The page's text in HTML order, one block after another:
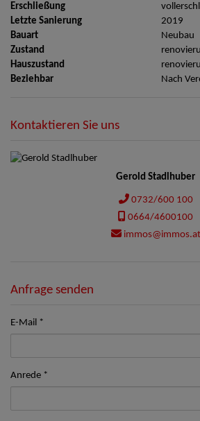
Erschließung
Letzte Sanierung
2019
Bauart
Neubau
Zustand
Hauszustand
Beziehbar
Nach
Kontaktieren Sie uns
Gerold Stadlhuber
0732/600 100
0664/4600100
immos@immos.at
Anfrage senden
E-Mail
Anrede